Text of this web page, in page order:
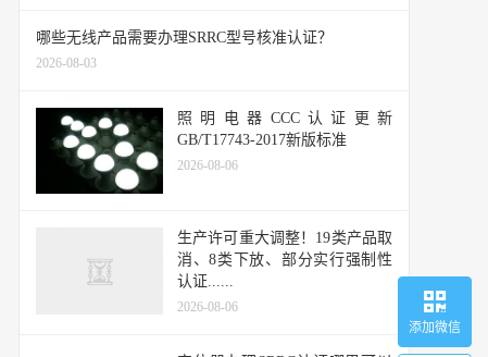
哪些无线产品需要办理SRRC型号核准认证？
2026-08-03
照明电器CCC认证更新
GB/T17743-2017新版标准
2026-08-06
生产许可重大调整！19类产品取
消、8类下放、部分实行强制性
认证......
2026-08-06
添加微信